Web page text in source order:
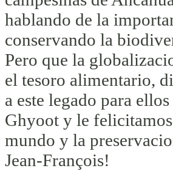
hablando de la
conservando la
Pero que la
el tesoro alimentario,
a este legado para
Ghyoot y le
mundo y la
Jean-François!